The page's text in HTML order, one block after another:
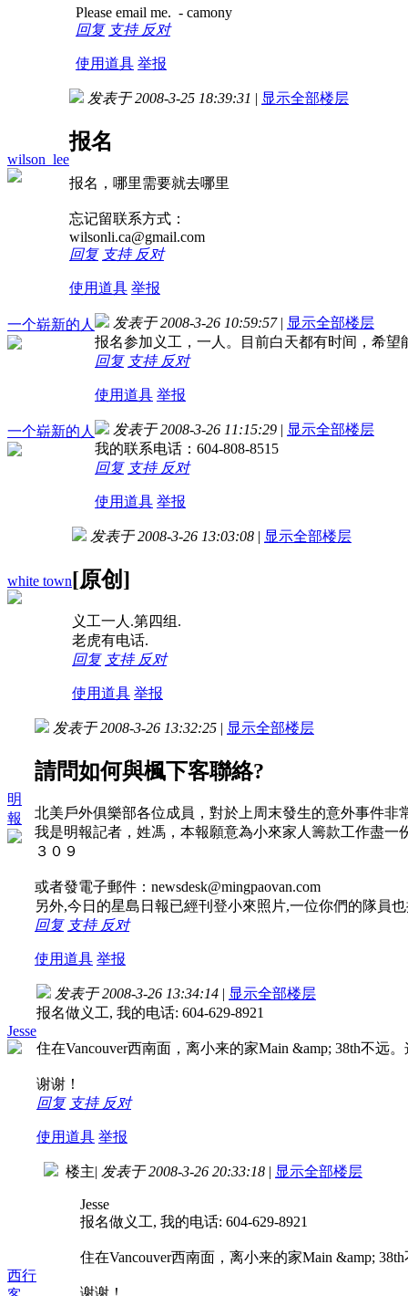
Please email me. - camony
回复 支持 反对
使用道具 举报
wilson_lee
发表于 2008-3-25 18:39:31 | 显示全部楼层
报名
报名，哪里需要就去哪里
忘记留联系方式：
wilsonli.ca@gmail.com
回复 支持 反对
使用道具 举报
一个崭新的人 发表于 2008-3-26 10:59:57 | 显示全部楼层
报名参加义工，一人。目前白天都有时间，希望
回复 支持 反对
使用道具 举报
一个崭新的人 发表于 2008-3-26 11:15:29 | 显示全部楼层
我的联系电话：604-808-8515
回复 支持 反对
使用道具 举报
white town
发表于 2008-3-26 13:03:08 | 显示全部楼层
[原创]
义工一人.第四组.
老虎有电话.
回复 支持 反对
使用道具 举报
明
報
发表于 2008-3-26 13:32:25 | 显示全部楼层
請問如何與楓下客聯絡?
北美戶外俱樂部各位成員，對於上周末發生的意外事件
我是明報記者，姓馮，本報願意為小來家人籌款工作盡
３０９
或者發電子郵件：newsdesk@mingpaovan.com
另外,今日的星島日報已經刊登小來照片,一位你們的隊員
回复 支持 反对
使用道具 举报
Jesse
发表于 2008-3-26 13:34:14 | 显示全部楼层
报名做义工, 我的电话: 604-629-8921
住在Vancouver西南面，离小来的家Main &amp; 38th不远
谢谢！
回复 支持 反对
使用道具 举报
西行
楼主| 发表于 2008-3-26 20:33:18 | 显示全部楼层
Jesse
报名做义工, 我的电话: 604-629-8921
住在Vancouver西南面，离小来的家Main &amp;
谢谢！